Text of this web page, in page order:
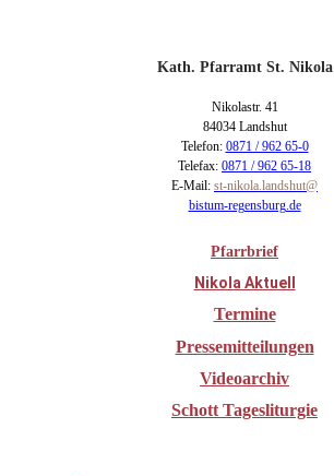
Kath. Pfarramt St. Nikola
Nikolastr. 41
84034 Landshut
Telefon: 0871 / 962 65-0
Telefax: 0871 / 962 65-18
E-Mail: st-nikola.landshut@
bistum-regensburg.de
Pfarrbrief
Nikola Aktuell
Termine
Pressemitteilungen
Videoarchiv
Schott Tagesliturgie